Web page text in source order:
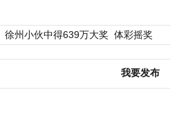
徐州小伙中得639万大奖 体彩摇奖
我要发布